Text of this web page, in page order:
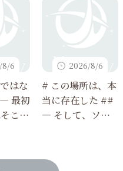
8/6
はな
こに
2026/8/6
# この場所は、本
当に存在した ##
― そして、ソフ